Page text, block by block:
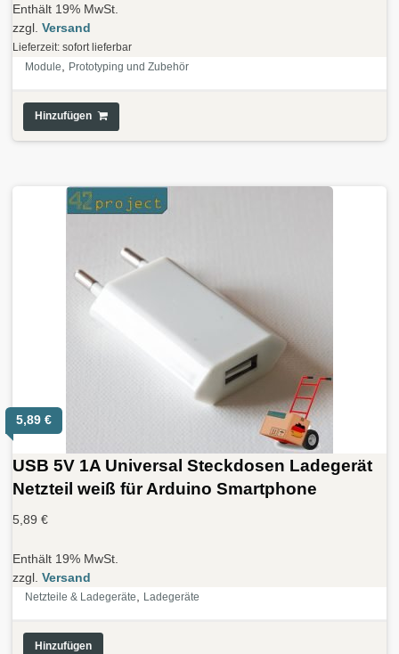
Enthält 19% MwSt.
zzgl. Versand
Lieferzeit: sofort lieferbar
Module
Prototyping und Zubehör
Hinzufügen
5,89 €
USB 5V 1A Universal Steckdosen Ladegerät
Netzteil weiß für Arduino Smartphone
5,89 €
Enthält 19% MwSt.
zzgl. Versand
Netzteile & Ladegeräte Ladegeräte
Hinzufügen